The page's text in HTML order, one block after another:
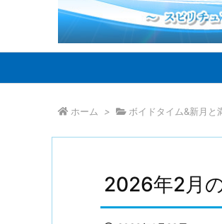
ホーム > ボイドタイム&新月と
2026年2月